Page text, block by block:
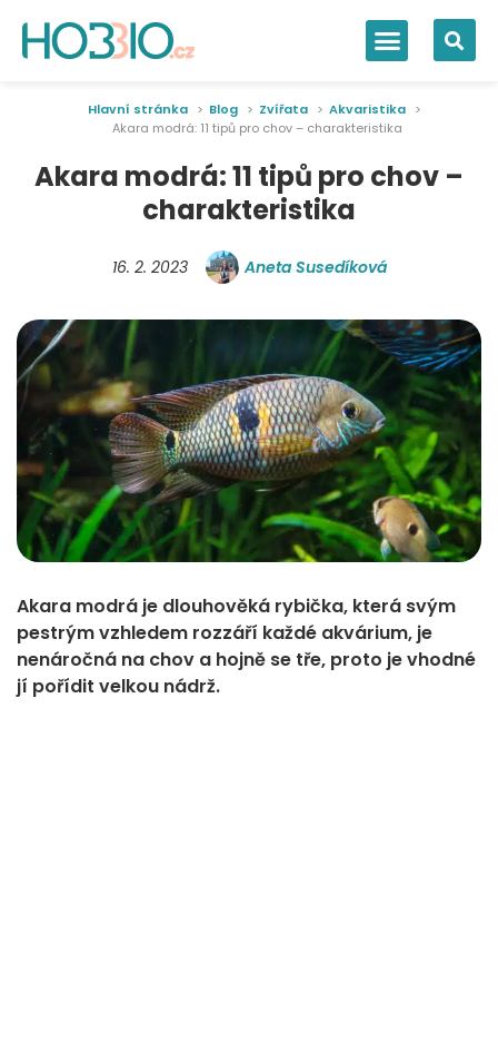
Hlavní stránka Blog Zvířata
Akvaristika
Akara modrá: 11 tipů pro chov – charakteristika
Akara modrá: 11 tipů pro chov –
charakteristika
16. 2. 2023 Aneta Susedíková
Akara modrá je dlouhověká rybička, která svým
pestrým vzhledem rozzáří každé akvárium, je
nenáročná na chov a hojně se tře, proto je vhodné
jí pořídit velkou nádrž.